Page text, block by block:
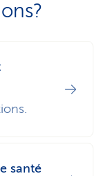
santé